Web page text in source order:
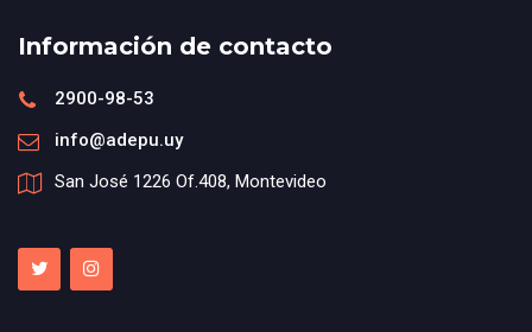
Información de contacto
2900-98-53
info@adepu.uy
San José 1226 Of.408, Montevideo